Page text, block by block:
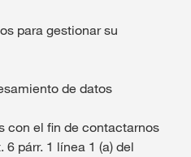
para gestionar su
de datos
con el fin de contactarnos
párr. 1 línea 1 (a) del